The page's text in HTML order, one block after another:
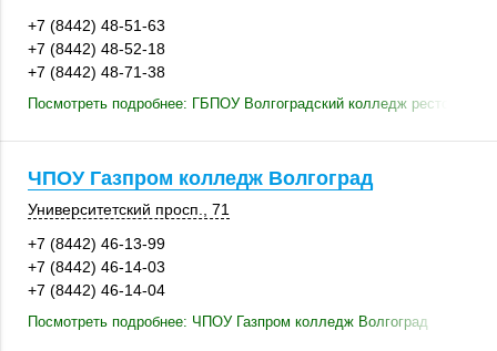
+7 (8442) 48-51-63
+7 (8442) 48-52-18
+7 (8442) 48-71-38
Посмотреть подробнее: ГБПОУ Волгоградский колледж
ЧПОУ Газпром колледж Волгоград
Университетский просп., 71
+7 (8442) 46-13-99
+7 (8442) 46-14-03
+7 (8442) 46-14-04
Посмотреть подробнее: ЧПОУ Газпром колледж Волгоград